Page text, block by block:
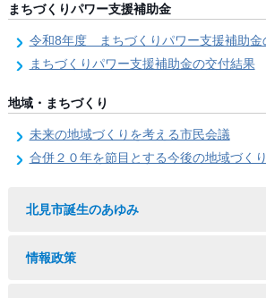
まちづくりパワー支援補助金
令和8年度 まちづくりパワー支援補助金の募集【受
まちづくりパワー支援補助金の交付結果
地域・まちづくり
未来の地域づくりを考える市民会議
合併２０年を節目とする今後の地域づく
北見市誕生のあゆみ
情報政策